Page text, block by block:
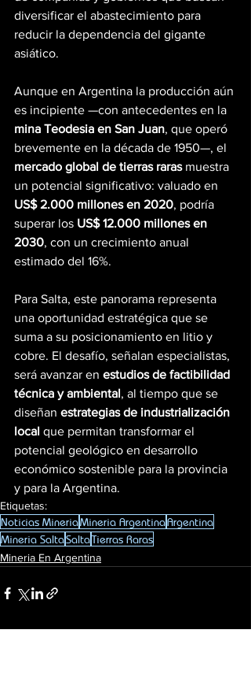
diversificar el abastecimiento para
reducir la dependencia del gigante
asiático.
Aunque en Argentina la producción aún
es incipiente —con antecedentes en la
mina Teodesia en San Juan, que operó
brevemente en la década de 1950—, el
mercado global de tierras raras muestra
un potencial significativo: valuado en
US$ 2.000 millones en 2020, podría
superar los US$ 12.000 millones en
2030, con un crecimiento anual
estimado del 16%.
Para Salta, este panorama representa
una oportunidad estratégica que se
suma a su posicionamiento en litio y
cobre. El desafío, señalan especialistas,
será avanzar en estudios de factibilidad
técnica y ambiental, al tiempo que se
diseñan estrategias de industrialización
local que permitan transformar el
potencial geológico en desarrollo
económico sostenible para la provincia
y para la Argentina.
Etiquetas:
Noticias MineriaMineria ArgentinaArgentina
Mineria SaltaSaltaTierras Raras
Mineria En Argentina